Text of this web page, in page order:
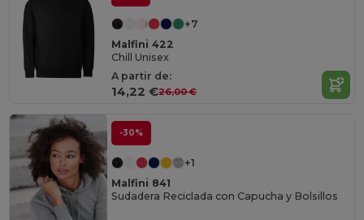
+7
Malfini 422
Chill Unisex
A partir de:
14,22 €26,00 €
-30%
+1
Malfini 841
Sudadera Reciclada con Capucha y Bolsillos